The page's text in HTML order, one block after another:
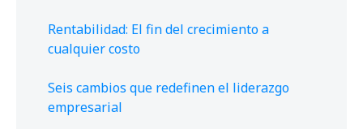
Rentabilidad: El fin del crecimiento a
cualquier costo
Seis cambios que redefinen el liderazgo
empresarial